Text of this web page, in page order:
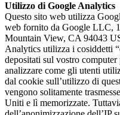
Utilizzo di Google Analytics
Questo sito web utilizza
web fornito da Google LLC,
Mountain View, CA 94043
Analytics utilizza i cosiddetti
depositati sul vostro
analizzare come gli utenti
dal cookie sull’utilizzo di
vengono solitamente
Uniti e lì memorizzate.